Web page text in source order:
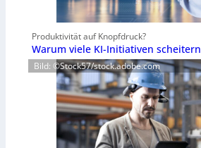
Produktivität auf Knopfdruck?
Warum viele KI-Initiativen scheitern
Bild: ©Stock57/stock.adobe.com